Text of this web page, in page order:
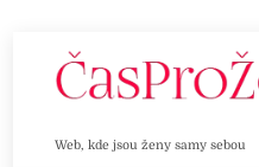
Web, kde jsou ženy samy sebou